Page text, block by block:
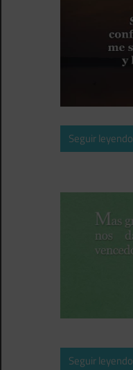
Seguir leyendo
Seguir leyendo